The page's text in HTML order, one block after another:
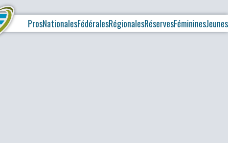
ProsNationalesFédéralesRégionalesRéservesFémininesJeunes